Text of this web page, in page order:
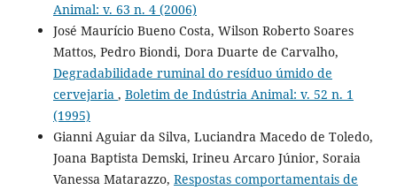
Animal: v. 63 n. 4 (2006)
José Maurício Bueno Costa, Wilson Roberto Soares
Mattos, Pedro Biondi, Dora Duarte de Carvalho,
Degradabilidade ruminal do resíduo úmido de
cervejaria , Boletim de Indústria Animal: v. 52 n. 1
(1995)
Gianni Aguiar da Silva, Luciandra Macedo de Toledo,
Joana Baptista Demski, Irineu Arcaro Júnior, Soraia
Vanessa Matarazzo, Respostas comportamentais de